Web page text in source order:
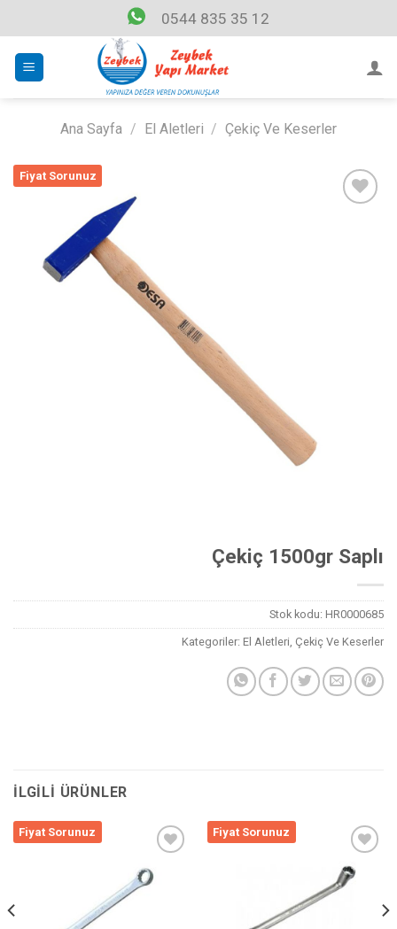
to
content
0544 835 35 12
Ana Sayfa / El Aletleri / Çekiç Ve Keserler
Fiyat Sorunuz
Çekiç 1500gr Saplı
Stok kodu: HR0000685
Kategoriler: El Aletleri, Çekiç Ve Keserler
İLGILI ÜRÜNLER
Fiyat Sorunuz
Listeme
Fiyat Sorunuz
Listeme